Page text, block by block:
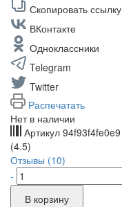
Скопировать ссылку
ВКонтакте
Одноклассники
Telegram
Twitter
Распечатать
Нет в наличии
Артикул 94f93f4fe0e9
(4.5)
Отзывы (10)
-
В корзину